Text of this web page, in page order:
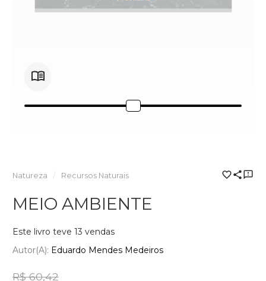
Natureza Recursos Naturais
MEIO AMBIENTE
Este livro teve 13 vendas
Autor(a): Eduardo Mendes Medeiros
R$ 60,42